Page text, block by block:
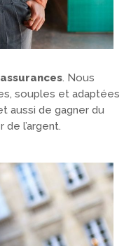
. Nous
souples et adaptées
aussi de gagner du
de l’argent.